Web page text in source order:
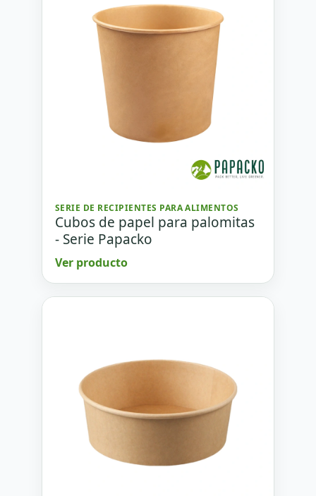
SERIE DE RECIPIENTES PARA ALIMENTOS
Cubos de papel para palomitas
- Serie Papacko
Ver producto